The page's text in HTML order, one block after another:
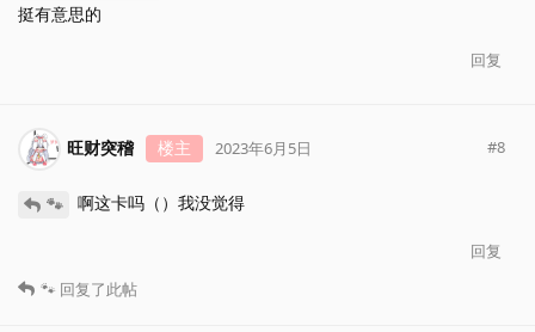
挺有意思的
回复
旺财突稽 楼主 2023年6月5日 #8
🐾 啊这卡吗（）我没觉得
回复
🐾 回复了此帖